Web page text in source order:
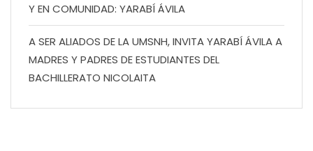
Y EN COMUNIDAD: YARABÍ ÁVILA
A SER ALIADOS DE LA UMSNH, INVITA YARABÍ ÁVILA A
MADRES Y PADRES DE ESTUDIANTES DEL
BACHILLERATO NICOLAITA